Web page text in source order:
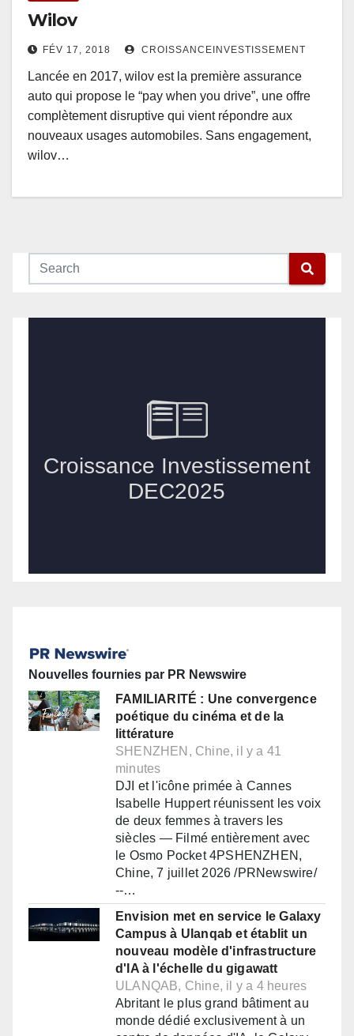
Wilov
FÉV 17, 2018 CROISSANCEINVESTISSEMENT
Lancée en 2017, wilov est la première assurance
auto qui propose le “pay when you drive”, une offre
complètement disruptive qui vient répondre aux
nouveaux usages automobiles. Sans engagement,
wilov…
Nouvelles fournies par PR Newswire
FAMILIARITÉ : Une convergence
poétique du cinéma et de la
littérature
SHENZHEN, Chine, il y a 41
minutes
DJI et l'icône primée à Cannes
Isabelle Huppert réunissent les voix
de deux femmes à travers les
siècles — Filmé entièrement avec
le Osmo Pocket 4PSHENZHEN,
Chine, 7 juillet 2026 /PRNewswire/
--…
Envision met en service le Galaxy
Campus à Ulanqab et établit un
nouveau modèle d'infrastructure
d'IA à l'échelle du gigawatt
ULANQAB, Chine, il y a 4 heures
Abritant le plus grand bâtiment au
monde dédié exclusivement à un